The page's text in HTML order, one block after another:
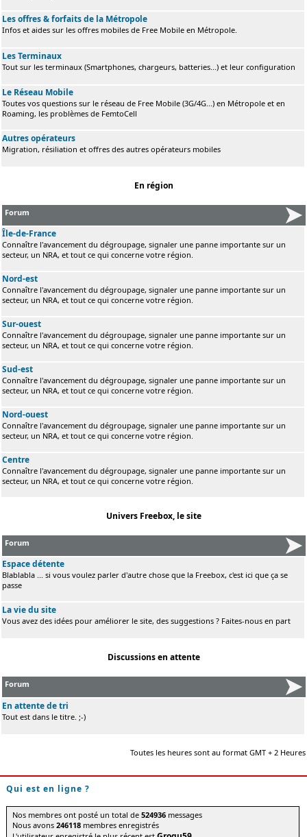
Les offres & forfaits de la Métropole
Infos et aides sur les offres mobiles de Free Mobile en Métropole.
Les Terminaux
Tout sur les terminaux (Smartphones, chargeurs, batteries...) et leur configuration
Le Réseau Mobile
Toutes vos questions sur le réseau de Free Mobile (3G/4G...) en Métropole et en
Roaming, les problèmes de FemtoCell
Autres opérateurs
Migration, résiliation et offres des autres opérateurs mobiles
En région
Forum
Île-de-France
Connaître l'avancement du dégroupage, signaler une panne importante sur un
secteur, un NRA, et tout ce qui concerne votre région.
Nord-est
Connaître l'avancement du dégroupage, signaler une panne importante sur un
secteur, un NRA, et tout ce qui concerne votre région.
Sur-ouest
Connaître l'avancement du dégroupage, signaler une panne importante sur un
secteur, un NRA, et tout ce qui concerne votre région.
Sud-est
Connaître l'avancement du dégroupage, signaler une panne importante sur un
secteur, un NRA, et tout ce qui concerne votre région.
Nord-ouest
Connaître l'avancement du dégroupage, signaler une panne importante sur un
secteur, un NRA, et tout ce qui concerne votre région.
Centre
Connaître l'avancement du dégroupage, signaler une panne importante sur un
secteur, un NRA, et tout ce qui concerne votre région.
Univers Freebox, le site
Forum
Espace détente
Blablabla ... si vous voulez parler d'autre chose que la Freebox, c'est ici que ça se
passe
La vie du site
Vous avez des idées pour améliorer le site, des suggestions ? Faites-nous en part
Discussions en attente
Forum
En attente de tri
Tout est dans le titre. ;-)
Toutes les heures sont au format GMT + 2 Heures
Qui est en ligne ?
Nos membres ont posté un total de524936 messages
Nous avons246118 membres enregistrés